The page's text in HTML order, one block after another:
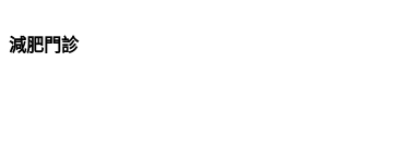
減肥門診